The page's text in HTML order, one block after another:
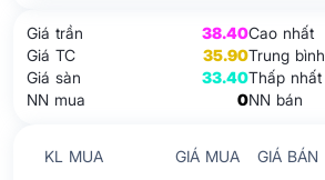
Giá trần
38.40
Giá TC
35.90
Giá sàn
33.40
NN mua
0
Cao nhất
Trung bình
Thấp nhất
NN bán
KL MUA GIÁ MUA GIÁ BÁN